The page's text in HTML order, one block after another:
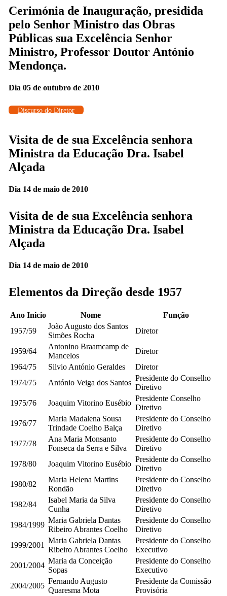
Cerimónia de Inauguração, presidida
pelo Senhor Ministro das Obras
Públicas sua Excelência Senhor
Ministro, Professor Doutor António
Mendonça.
Dia 05 de outubro de 2010
Discurso do Diretor
Visita de de sua Excelência senhora
Ministra da Educação Dra. Isabel
Alçada
Dia 14 de maio de 2010
Visita de de sua Excelência senhora
Ministra da Educação Dra. Isabel
Alçada
Dia 14 de maio de 2010
Elementos da Direção desde 1957
Ano Inicio Nome
Função
1957/59
João Augusto dos Santos
Simões Rocha
Diretor
1959/64
Antonino Braamcamp de
Mancelos
Diretor
1964/75
Silvio António Geraldes
Diretor
1974/75
António Veiga dos Santos
Presidente do Conselho
Diretivo
1975/76
Joaquim Vitorino Eusébio
Presidente Conselho
Diretivo
1976/77
Maria Madalena Sousa
Trindade Coelho Balça
Presidente do Conselho
Diretivo
1977/78
Ana Maria Monsanto
Fonseca da Serra e Silva
Presidente do Conselho
Diretivo
1978/80
Joaquim Vitorino Eusébio
Presidente do Conselho
Diretivo
1980/82
Maria Helena Martins
Rondão
Presidente do Conselho
Diretivo
1982/84
Isabel Maria da Silva
Cunha
Presidente do Conselho
Diretivo
1984/1999
Maria Gabriela Dantas
Ribeiro Abrantes Coelho
Presidente do Conselho
Diretivo
1999/2001
Maria Gabriela Dantas
Ribeiro Abrantes Coelho
Presidente do Conselho
Executivo
2001/2004
Maria da Conceição
Sopas
Presidente do Conselho
Executivo
2004/2005
Fernando Augusto
Quaresma Mota
Presidente da Comissão
Provisória